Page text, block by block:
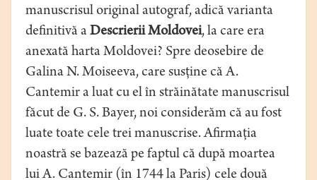
manuscrisul original autograf, adică varianta
definitivă a Descrierii Moldovei, la care era
anexată harta Moldovei? Spre deosebire de
Galina N. Moiseeva, care susţine că A.
Cantemir a luat cu el în străinătate manuscrisul
făcut de G. S. Bayer, noi considerăm că au fost
luate toate cele trei manuscrise. Afirmaţia
noastră se bazează pe faptul că după moartea
lui A. Cantemir (în 1744 la Paris) cele două